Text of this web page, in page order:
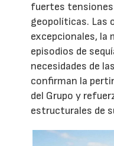
fuertes
geopolíticas. Las
excepcionales, la
episodios de
necesidades de
confirman la
del Grupo y
estructurales de